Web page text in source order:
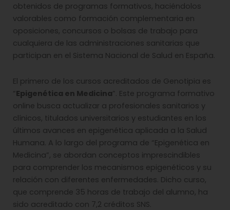
obtenidos de programas formativos, haciéndolos
valorables como formación complementaria en
oposiciones, concursos o bolsas de trabajo para
cualquiera de las administraciones sanitarias que
participan en el Sistema Nacional de Salud en España.
El primero de los cursos acreditados de Genotipia es
“Epigenética en Medicina”. Este programa formativo
online busca actualizar a profesionales sanitarios y
clínicos, titulados universitarios y estudiantes en los
últimos avances en epigenética aplicada a la Salud
Humana. A lo largo del programa de “Epigenética en
Medicina”, se abordan conceptos imprescindibles
para comprender los mecanismos epigenéticos y su
relación con diferentes enfermedades. Dicho curso,
que comprende 35 horas de trabajo del alumno, ha
sido acreditado con 7,2 créditos SNS.